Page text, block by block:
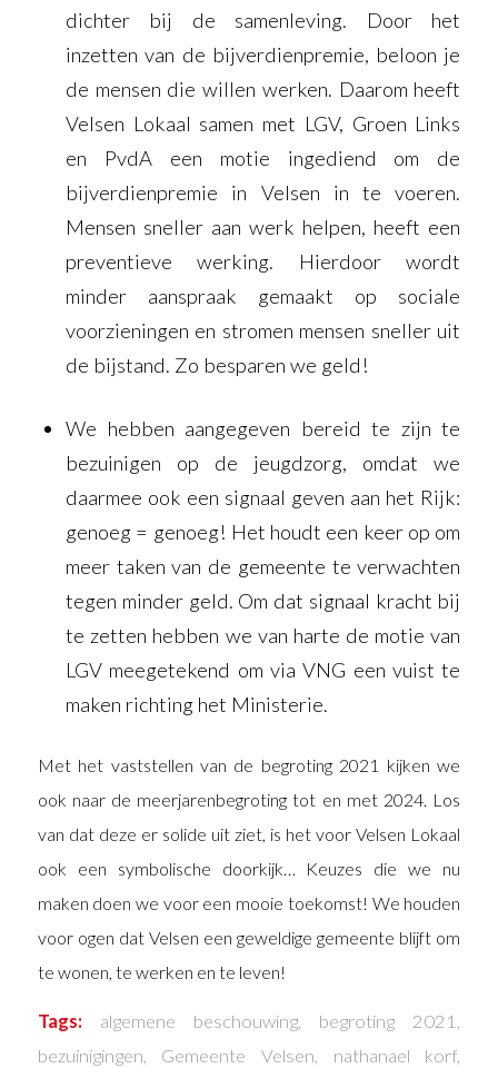
dichter bij de samenleving. Door het
inzetten van de bijverdienpremie, beloon je
de mensen die willen werken. Daarom heeft
Velsen Lokaal samen met LGV, Groen Links
en PvdA een motie ingediend om de
bijverdienpremie in Velsen in te voeren.
Mensen sneller aan werk helpen, heeft een
preventieve werking. Hierdoor wordt
minder aanspraak gemaakt op sociale
voorzieningen en stromen mensen sneller uit
de bijstand. Zo besparen we geld!
We hebben aangegeven bereid te zijn te
bezuinigen op de jeugdzorg, omdat we
daarmee ook een signaal geven aan het Rijk:
genoeg = genoeg! Het houdt een keer op om
meer taken van de gemeente te verwachten
tegen minder geld. Om dat signaal kracht bij
te zetten hebben we van harte de motie van
LGV meegetekend om via VNG een vuist te
maken richting het Ministerie.
Met het vaststellen van de begroting 2021 kijken we
ook naar de meerjarenbegroting tot en met 2024. Los
van dat deze er solide uit ziet, is het voor Velsen Lokaal
ook een symbolische doorkijk… Keuzes die we nu
maken doen we voor een mooie toekomst! We houden
voor ogen dat Velsen een geweldige gemeente blijft om
te wonen, te werken en te leven!
Tags: algemene beschouwing, begroting 2021 ,
bezuinigingen, Gemeente Velsen, nathanael korf,